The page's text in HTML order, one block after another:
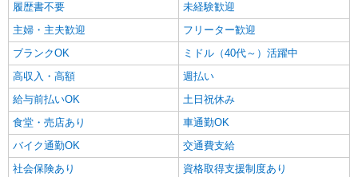
履歴書不要
未経験歓迎
主婦・主夫歓迎
フリーター歓迎
ブランクOK
ミドル（40代～）活躍中
高収入・高額
週払い
給与前払いOK
土日祝休み
食堂・売店あり
車通勤OK
バイク通勤OK
交通費支給
社会保険あり
資格取得支援制度あり